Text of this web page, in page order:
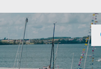
PROJEKTY UNIJNE